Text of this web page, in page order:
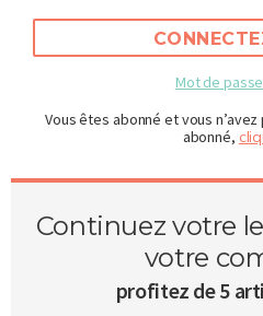
Mot de
Vous êtes abonné et vous
abonné,
Continuez votre
votre
profitez de 5